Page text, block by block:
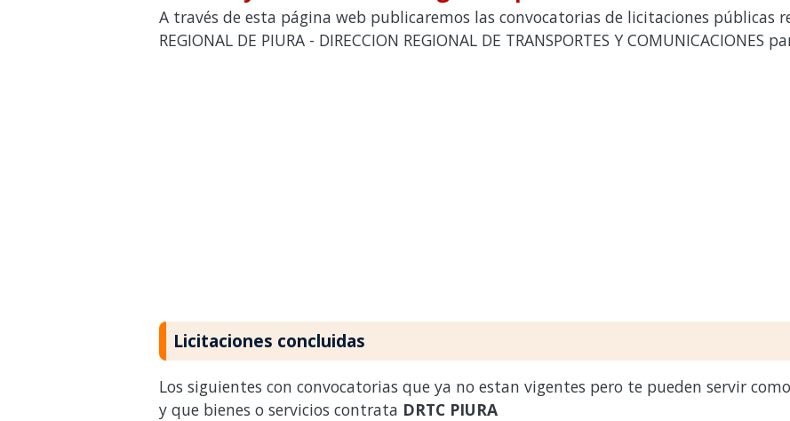
A través de esta página web publicaremos las convocatorias de licitaciones públicas
REGIONAL DE PIURA - DIRECCION REGIONAL DE TRANSPORTES Y
Licitaciones concluidas
Los siguientes con convocatorias que ya no estan vigentes pero te pueden servir
y que bienes o servicios contrata DRTC PIURA